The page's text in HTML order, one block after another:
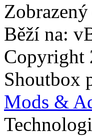
Běží na:
Copyright
Shoutbox
Mods &